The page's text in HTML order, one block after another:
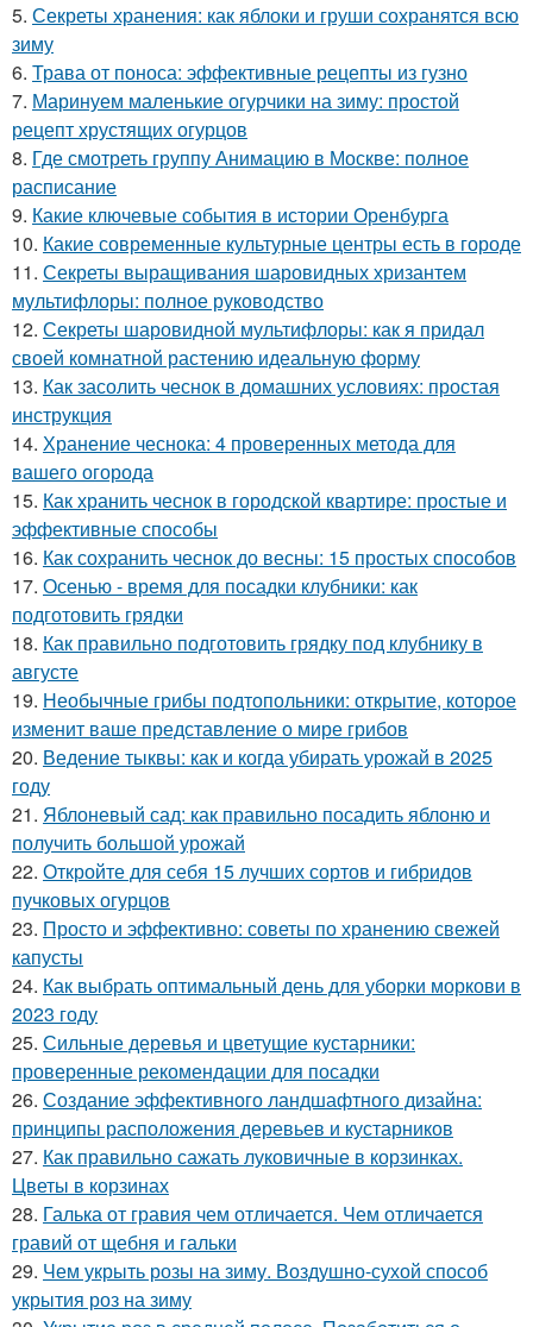
5. Секреты хранения: как яблоки и груши сохранятся всю
зиму
6. Трава от поноса: эффективные рецепты из гузно
7. Маринуем маленькие огурчики на зиму: простой
рецепт хрустящих огурцов
8. Где смотреть группу Анимацию в Москве: полное
расписание
9. Какие ключевые события в истории Оренбурга
10. Какие современные культурные центры есть в городе
11. Секреты выращивания шаровидных хризантем
мультифлоры: полное руководство
12. Секреты шаровидной мультифлоры: как я придал
своей комнатной растению идеальную форму
13. Как засолить чеснок в домашних условиях: простая
инструкция
14. Хранение чеснока: 4 проверенных метода для
вашего огорода
15. Как хранить чеснок в городской квартире: простые и
эффективные способы
16. Как сохранить чеснок до весны: 15 простых способов
17. Осенью - время для посадки клубники: как
подготовить грядки
18. Как правильно подготовить грядку под клубнику в
августе
19. Необычные грибы подтопольники: открытие, которое
изменит ваше представление о мире грибов
20. Ведение тыквы: как и когда убирать урожай в 2025
году
21. Яблоневый сад: как правильно посадить яблоню и
получить большой урожай
22. Откройте для себя 15 лучших сортов и гибридов
пучковых огурцов
23. Просто и эффективно: советы по хранению свежей
капусты
24. Как выбрать оптимальный день для уборки моркови в
2023 году
25. Сильные деревья и цветущие кустарники:
проверенные рекомендации для посадки
26. Создание эффективного ландшафтного дизайна:
принципы расположения деревьев и кустарников
27. Как правильно сажать луковичные в корзинках.
Цветы в корзинах
28. Галька от гравия чем отличается. Чем отличается
гравий от щебня и гальки
29. Чем укрыть розы на зиму. Воздушно-сухой способ
укрытия роз на зиму